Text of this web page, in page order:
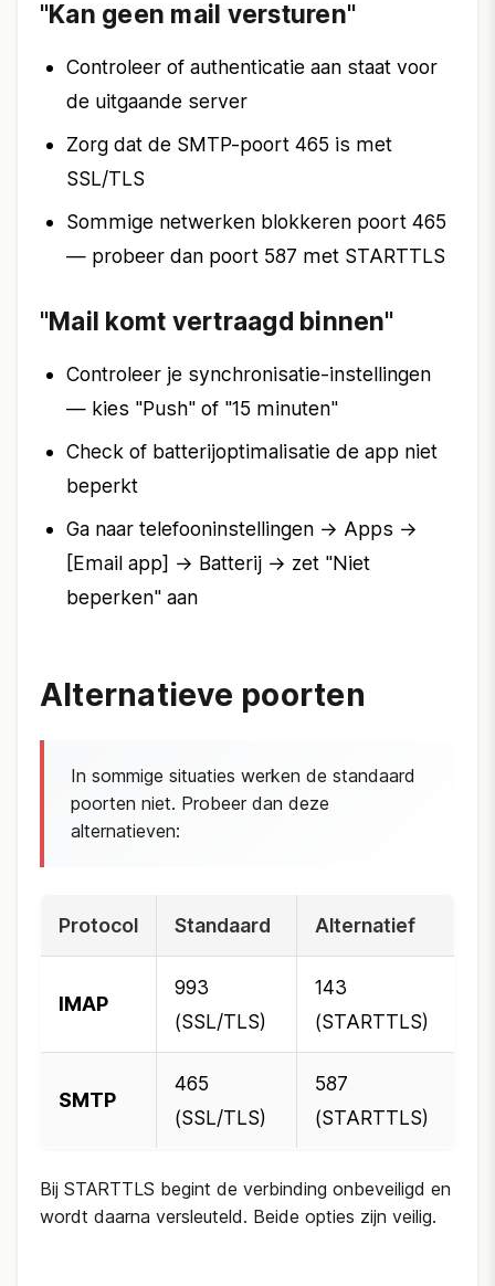
"Kan geen mail versturen"
Controleer of authenticatie aan staat voor
de uitgaande server
Zorg dat de SMTP-poort 465 is met
SSL/TLS
Sommige netwerken blokkeren poort 465
— probeer dan poort 587 met STARTTLS
"Mail komt vertraagd binnen"
Controleer je synchronisatie-instellingen
— kies "Push" of "15 minuten"
Check of batterijoptimalisatie de app niet
beperkt
Ga naar telefooninstellingen → Apps →
[Email app] → Batterij → zet "Niet
beperken" aan
Alternatieve poorten
In sommige situaties werken de standaard
poorten niet. Probeer dan deze
alternatieven:
Protocol Standaard Alternatief
IMAP
993
(SSL/TLS)
143
(STARTTLS)
SMTP
465
(SSL/TLS)
587
(STARTTLS)
Bij STARTTLS begint de verbinding onbeveiligd en
wordt daarna versleuteld. Beide opties zijn veilig.